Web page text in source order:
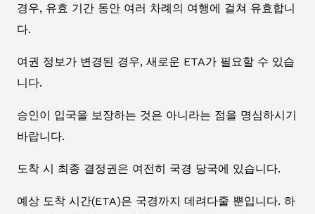
경우, 유효 기간 동안 여러 차례의 여행에 걸쳐 유효합니
다.
여권 정보가 변경된 경우, 새로운 ETA가 필요할 수 있습
니다.
승인이 입국을 보장하는 것은 아니라는 점을 명심하시기
바랍니다.
도착 시 최종 결정권은 여전히 국경 당국에 있습니다.
예상 도착 시간(ETA)은 국경까지 데려다줄 뿐입니다. 하